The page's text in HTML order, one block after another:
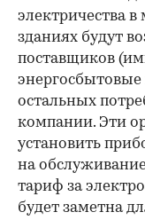
электричества
зданиях будут
поставщиков
энергосбытовые
остальных
компании. Эти
установить
на
тариф за
будет заметна